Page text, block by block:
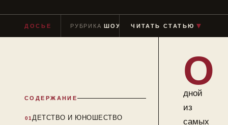
ДОСЬЕ РУБРИКАШОУ-БИЗНЕС ЧТЕНИЕ
ЧИТАТЬ СТАТЬЮ ▼
СОДЕРЖАНИЕ
ДЕТСТВО И ЮНОШЕСТВО
О
дной
из
самых